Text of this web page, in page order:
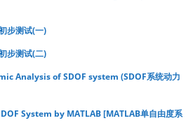
步测试(一)
步测试(二)
Analysis of SDOF system (SDOF系统动力
System by MATLAB [MATLAB单自由度系